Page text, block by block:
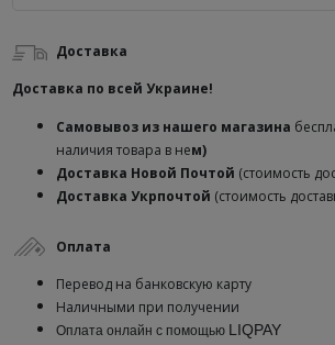
Доставка
Доставка по всей Украине!
Самовывоз из нашего магазина
наличия товара в нем)
Доставка Новой Почтой (стоимость
Доставка Укрпочтой (стоимость
Оплата
Перевод на банковскую карту
Наличными при получении
Оплата онлайн с помощью LIQPAY